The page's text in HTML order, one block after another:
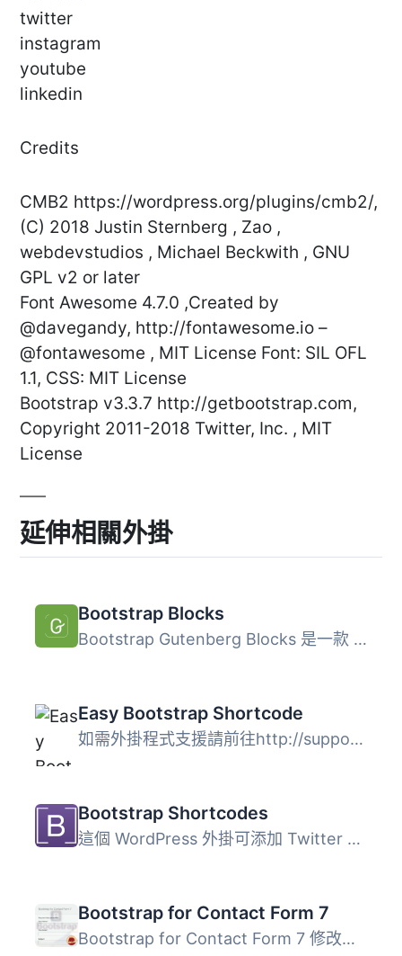
twitter
instagram
youtube
linkedin
Credits
CMB2 https://wordpress.org/plugins/cmb2/,
(C) 2018 Justin Sternberg , Zao ,
webdevstudios , Michael Beckwith , GNU
GPL v2 or later
Font Awesome 4.7.0 ,Created by
@davegandy, http://fontawesome.io –
@fontawesome , MIT License Font: SIL OFL
1.1, CSS: MIT License
Bootstrap v3.3.7 http://getbootstrap.com,
Copyright 2011-2018 Twitter, Inc. , MIT
License
延伸相關外掛
Bootstrap Blocks
Bootstrap Gutenberg Blocks 是一款 WordPress 外掛，此外掛...
Easy Bootstrap Shortcode
如需外掛程式支援請前往http://support.oscitasthemes.com ...
Bootstrap Shortcodes
這個 WordPress 外掛可添加 Twitter Bootstrap 3.3 的快速代...
Bootstrap for Contact Form 7
Bootstrap for Contact Form 7 修改了熱門的 Contact Form 7 ...